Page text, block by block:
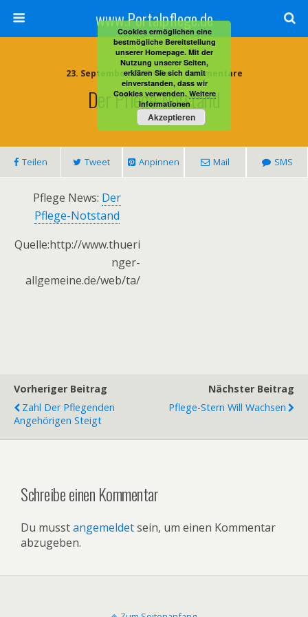
www.Portalpflege.de
23. September 2013 • Keine Kommentare
Der Pflege-Notstand
Teilen Tweet Anpinnen Mail SMS
Pflege News: Der
Pflege-Notstand
Quelle:http://www.thueri
nger-
allgemeine.de/web/ta/
Vorheriger Beitrag
Zahl Der Pflegenden
Angehörigen Steigt
Nächster Beitrag
Pflege-Stern Will Wachsen
Schreibe einen Kommentar
Du musstangemeldetsein, um einen Kommentar
abzugeben.
Cookies ermöglichen eine
bestmögliche Bereitstellung
unserer Homepage. Mit der
Nutzung unserer Seiten,
erklären Sie sich damit
einverstanden, dass wir
Cookies verwenden. Weitere
Informationen
Akzeptieren